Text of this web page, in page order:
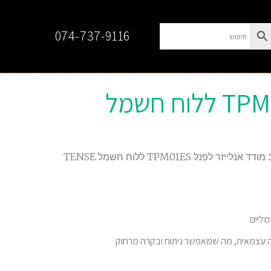
074-737-9116
רב מודד אנלייזר לפנל TPM01ES ללוח חשמל
/ רב מודד אנלייזר לפנל TPM01ES ללוח חשמל TENSE
עצמאית, מה שמאפשר ניתוח ובקרה מרחוק